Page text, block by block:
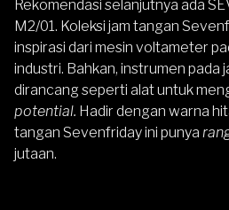
Rekomendasi selanjutnya ada
M2/01. Koleksi jam tangan
inspirasi dari mesin voltameter
industri. Bahkan, instrumen pada
dirancang seperti alat untuk
potential. Hadir dengan warna
tangan Sevenfriday ini punya
jutaan.